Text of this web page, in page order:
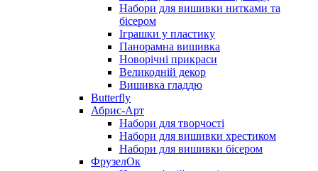
Набори для вишивки нитками та
бісером
Іграшки у пластику
Панорамна вишивка
Новорічні прикраси
Великодній декор
Вишивка гладдю
Butterfly
Абрис-Арт
Набори для творчості
Набори для вишивки хрестиком
Набори для вишивки бісером
ФрузелОк